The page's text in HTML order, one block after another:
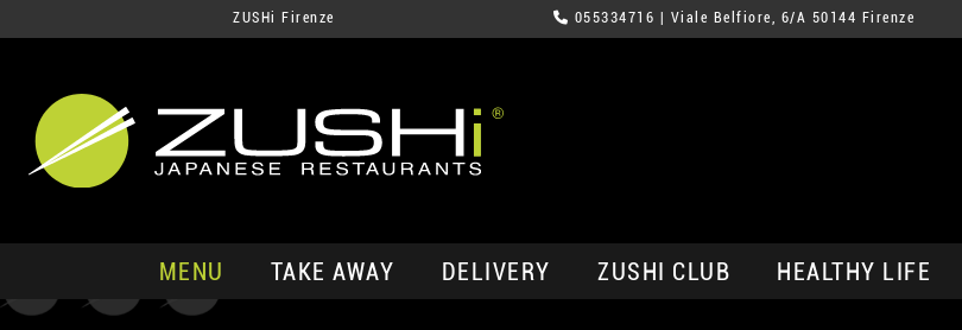
ZUSHi Firenze 055334716 | Viale Belfiore, 6/A 50144 Firenze
MENU TAKE AWAY DELIVERY ZUSHI CLUB HEALTHY LIFE